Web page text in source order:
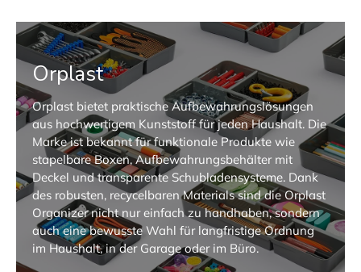
Orplast
Orplast bietet praktische Aufbewahrungslösungen
aus hochwertigem Kunststoff für jeden Haushalt. Die
Marke ist bekannt für funktionale Produkte wie
stapelbare Boxen, Aufbewahrungsbehälter mit
Deckel und transparente Schubladensysteme. Dank
des robusten, recycelbaren Materials sind die Orplast
Organizer nicht nur einfach zu handhaben, sondern
auch eine bewusste Wahl für langfristige Ordnung
im Haushalt, in der Garage oder im Büro.